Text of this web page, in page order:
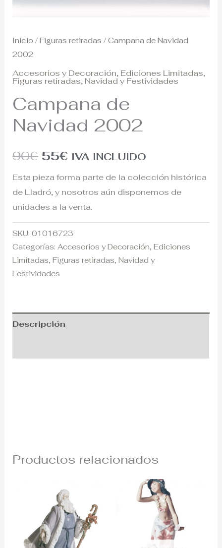
Inicio /Figuras retiradas / Campana de Navidad
2002
Accesorios y Decoración, Ediciones Limitadas,
Figuras retiradas, Navidad y Festividades
Campana de
Navidad 2002
90€ 55€ IVA INCLUIDO
Esta pieza forma parte de la colección histórica
de Lladró, y nosotros aún disponemos de
unidades a la venta.
SKU:01016723
Categorías: Accesorios y Decoración,Ediciones
Limitadas,Figuras retiradas,Navidad y
Festividades
Descripción
Productos relacionados